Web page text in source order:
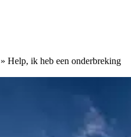
» Help, ik heb een onderbreking